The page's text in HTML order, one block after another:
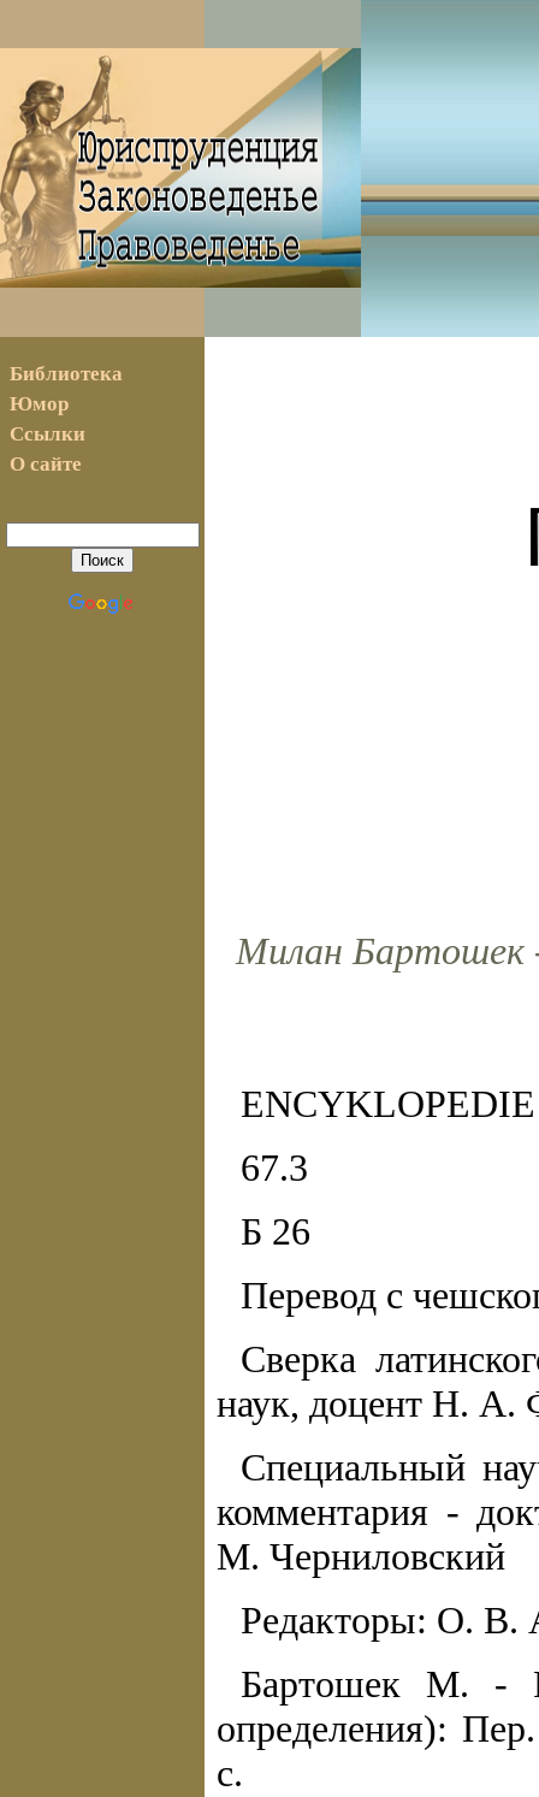
Библиотека
Юмор
Ссылки
О сайте
Милан Бартошек
67.3
Б 26
Перевод с
Сверка
наук, доцент Н. А.
Специальный
комментария -
М. Черниловский
Редакторы: О. В.
Бартошек М. -
определения):
с.